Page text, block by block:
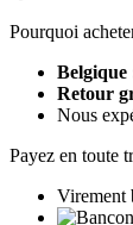
Pourquoi
Retour
Nous
Payez en toute
Virement